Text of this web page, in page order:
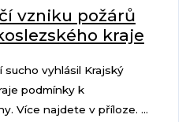
vzniku požárů
kraje
vyhlásil Krajský
podmínky k
Více najdete v příloze. ...